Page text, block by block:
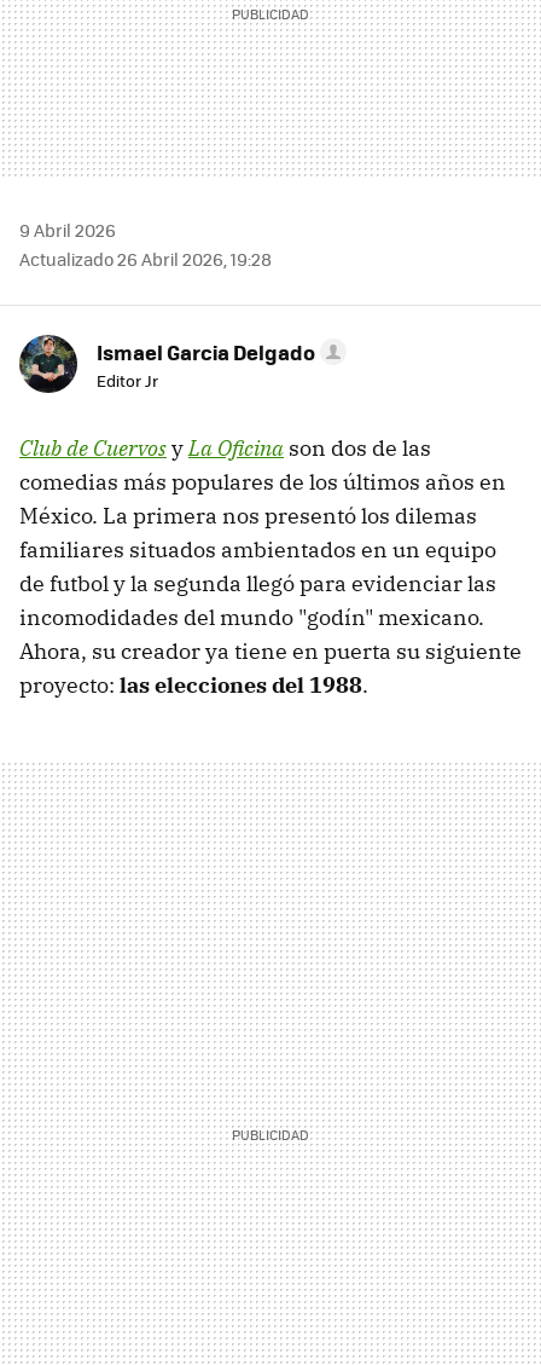
9 Abril 2026
Actualizado 26 Abril 2026, 19:28
Ismael Garcia Delgado
Editor Jr
Club de CuervosyLa Oficina son dos de las
comedias más populares de los últimos años en
México. La primera nos presentó los dilemas
familiares situados ambientados en un equipo
de futbol y la segunda llegó para evidenciar las
incomodidades del mundo "godín" mexicano.
Ahora, su creador ya tiene en puerta su siguiente
proyecto: las elecciones del 1988.